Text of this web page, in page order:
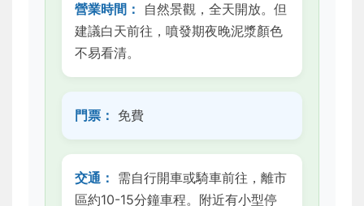
營業時間：
自然景觀，全天開放。但
建議白天前往，噴發期夜晚泥漿顏色
不易看清。
門票： 免費
交通： 需自行開車或騎車前往，離市
區約10-15分鐘車程。附近有小型停